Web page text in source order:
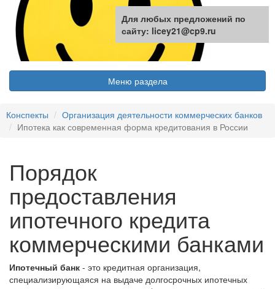
Меню раздела
Конспекты
Организация деятельности коммерческих банков
Ипотека как современная форма кредитования в России
Порядок
предоставления
ипотечного кредита
коммерческими банками
Ипотечный банк - это кредитная организация,
специализирующаяся на выдаче долгосрочных ипотечных
Для любых предложений по
сайту: licey21@cp9.ru